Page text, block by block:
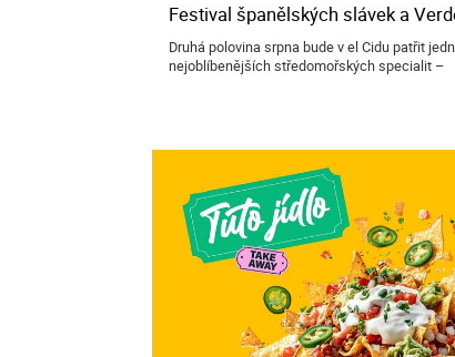
Festival španělských slávek a
Druhá polovina srpna bude v el Cidu patřit
nejoblíbenějších středomořských specialit –